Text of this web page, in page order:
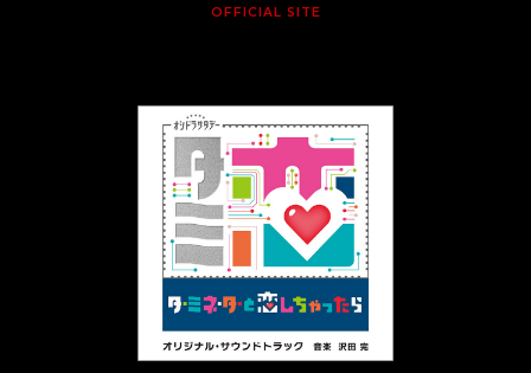
OFFICIAL SITE